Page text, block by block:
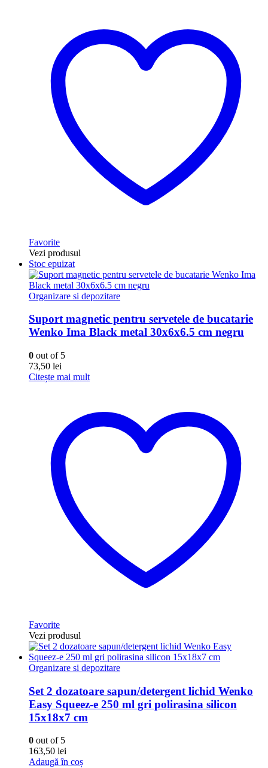
Favorite
Vezi produsul
Stoc epuizat
Organizare si depozitare
Suport magnetic pentru servetele de bucatarie
Wenko Ima Black metal 30x6x6.5 cm negru
0 out of 5
73,50 lei
Citește mai mult
Favorite
Vezi produsul
Organizare si depozitare
Set 2 dozatoare sapun/detergent lichid Wenko
Easy Squeez-e 250 ml gri polirasina silicon
15x18x7 cm
0 out of 5
163,50 lei
Adaugă în coș